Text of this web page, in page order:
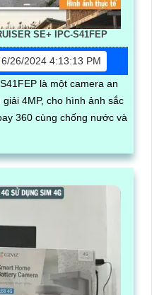
SE+ IPC-S41FEP
6/26/2024 4:13:13 PM
là một camera an
4MP, cho hình ảnh sắc